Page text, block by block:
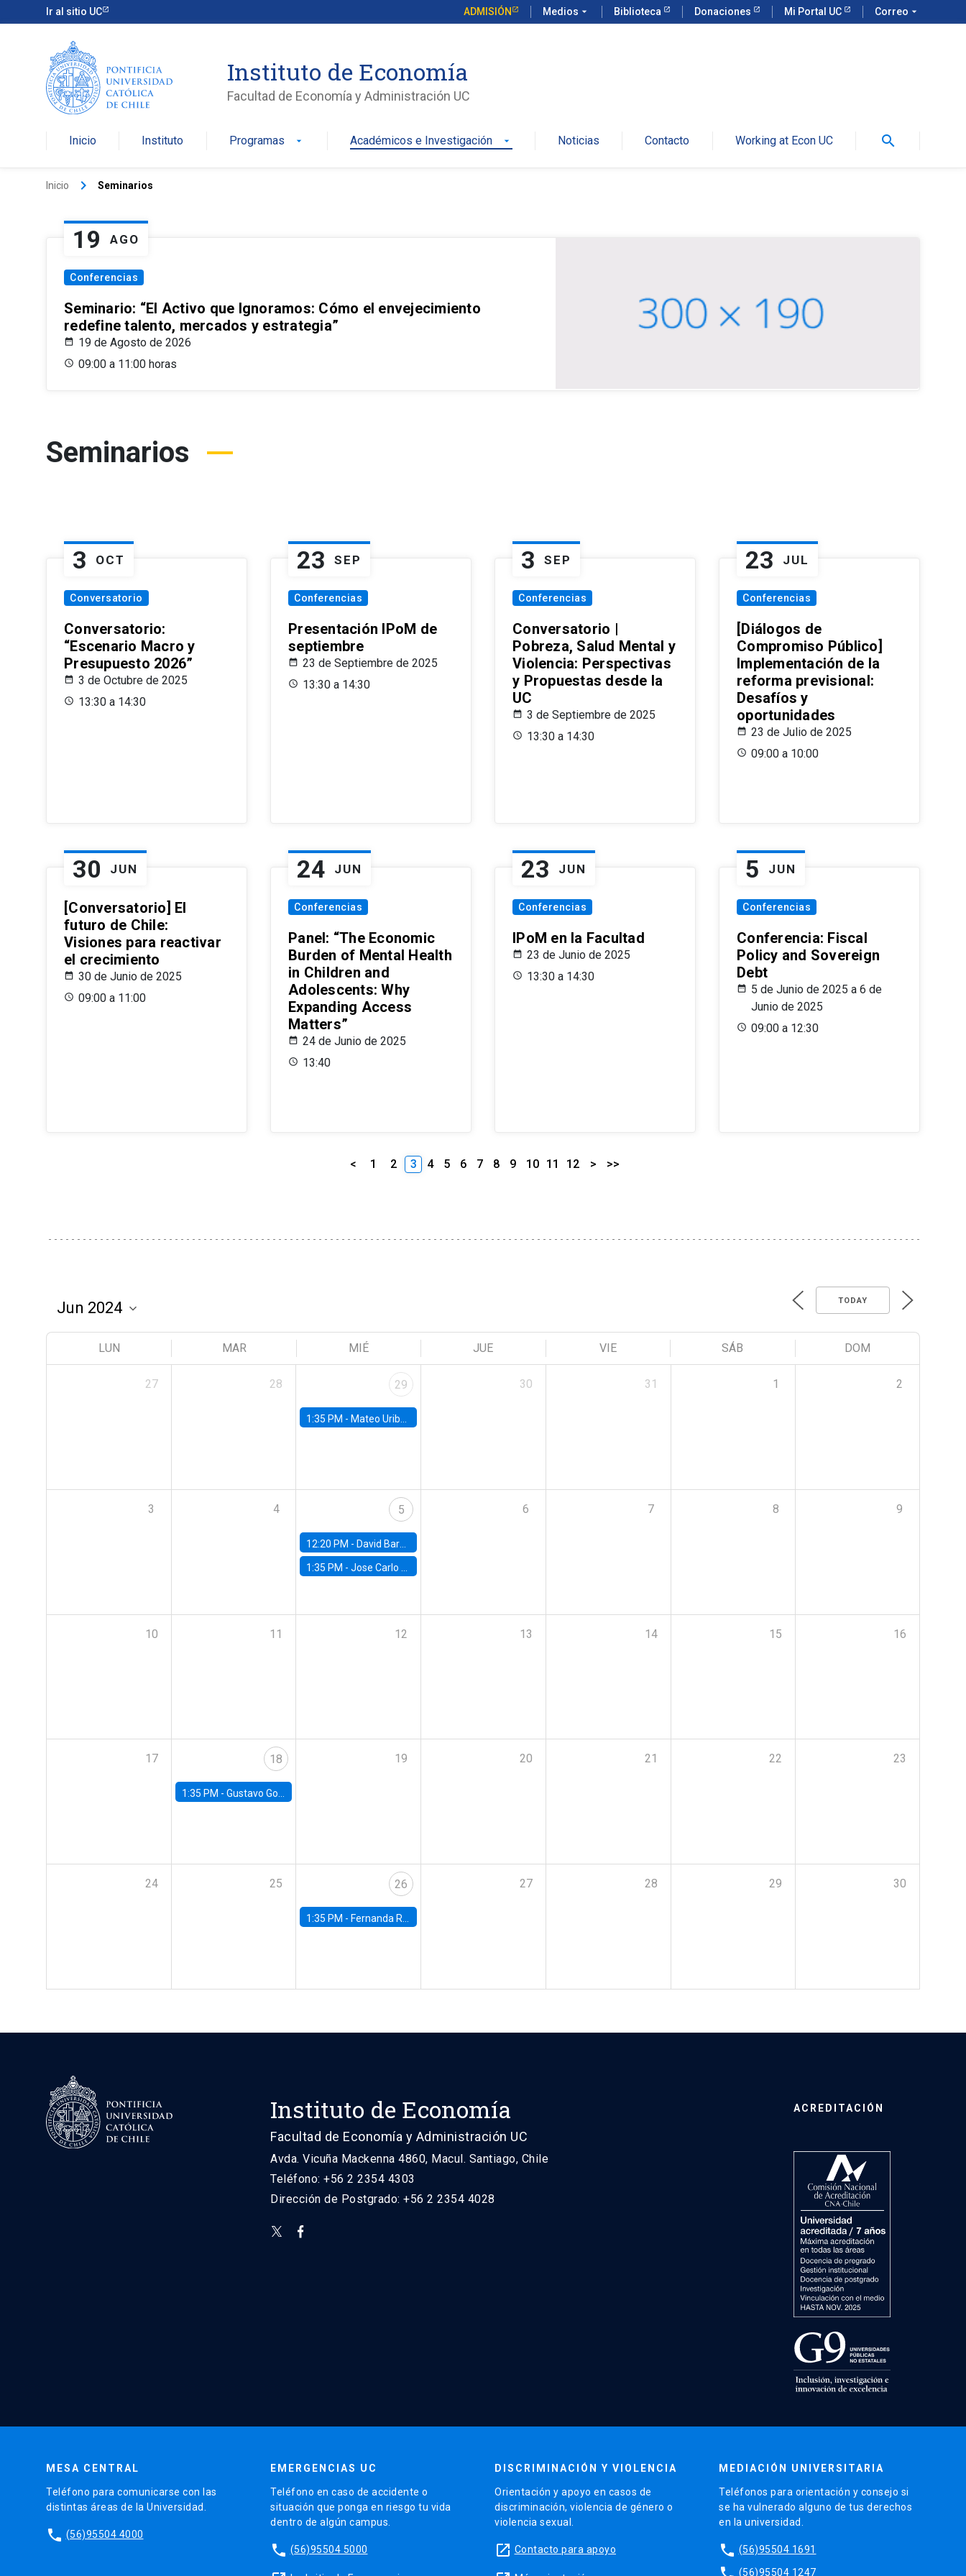
Ir al sitio UC ADMISIÓN Medios arrow_drop_down Biblioteca Donaciones Mi Portal UC Correo arrow_drop_down
Instituto de Economía
Facultad de Economía y Administración UC
Inicio Instituto Programas arrow_drop_down Académicos e Investigación arrow_drop_down Noticias Contacto Working at Econ UC search
Inicio keyboard_arrow_right Seminarios
19 AGO
Conferencias
Seminario: “El Activo que Ignoramos: Cómo el envejecimiento
redefine talento, mercados y estrategia”
19 de Agosto de 2026
09:00 a 11:00 horas
Seminarios
3 OCT
Conversatorio
Conversatorio:
“Escenario Macro y
Presupuesto 2026”
3 de Octubre de 2025
13:30 a 14:30
23 SEP
Conferencias
Presentación IPoM de
septiembre
23 de Septiembre de 2025
13:30 a 14:30
3 SEP
Conferencias
Conversatorio |
Pobreza, Salud Mental y
Violencia: Perspectivas
y Propuestas desde la
UC
3 de Septiembre de 2025
13:30 a 14:30
23 JUL
Conferencias
[Diálogos de
Compromiso Público]
Implementación de la
reforma previsional:
Desafíos y
oportunidades
23 de Julio de 2025
09:00 a 10:00
30 JUN
[Conversatorio] El
futuro de Chile:
Visiones para reactivar
el crecimiento
30 de Junio de 2025
09:00 a 11:00
24 JUN
Conferencias
Panel: “The Economic
Burden of Mental Health
in Children and
Adolescents: Why
Expanding Access
Matters”
24 de Junio de 2025
13:40
23 JUN
Conferencias
IPoM en la Facultad
23 de Junio de 2025
13:30 a 14:30
5 JUN
Conferencias
Conferencia: Fiscal
Policy and Sovereign
Debt
5 de Junio de 2025 a 6 de
Junio de 2025
09:00 a 12:30
< 1 2 3 4 5 6 7 8 9 10 11 12 > >>
TODAY
LUN MAR MIÉ JUE VIE SÁB DOM
27 28 29
1:35 PM - Mateo Uribe-Castro, Universidad de los Andes (Colombia)
30 31 1 2
3 4 5
12:20 PM - David Bardey, Universidad de los Andes - CEDE
1:35 PM -Jose Carlo Bermudez, UC (ME) & World Bank
6 7 8 9
10 11 12 13 14 15 16
17 18
1:35 PM - Gustavo González, Banco Central de Chile
19 20 21 22 23
24 25 26
1:35 PM - Fernanda Rojas Ampuero, University of Wisconsin-Madison
27 28 29 30
Instituto de Economía
Facultad de Economía y Administración UC
Avda. Vicuña Mackenna 4860, Macul. Santiago, Chile
Teléfono: +56 2 2354 4303
Dirección de Postgrado: +56 2 2354 4028
ACREDITACIÓN
MESA CENTRAL
Teléfono para comunicarse con las
distintas áreas de la Universidad.
phone (56)95504 4000
EMERGENCIAS UC
Teléfono en caso de accidente o
situación que ponga en riesgo tu vida
dentro de algún campus.
phone (56)95504 5000
DISCRIMINACIÓN Y VIOLENCIA
Orientación y apoyo en casos de
discriminación, violencia de género o
violencia sexual.
launch Contacto para apoyo
MEDIACIÓN UNIVERSITARIA
Teléfonos para orientación y consejo si
se ha vulnerado alguno de tus derechos
en la universidad.
phone (56)95504 1691
(56)95504 1247